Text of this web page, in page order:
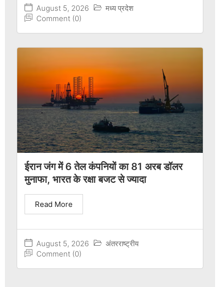
August 5, 2026
मध्य प्रदेश
Comment (0)
ईरान जंग में 6 तेल कंपनियों का 81 अरब डॉलर
मुनाफा, भारत के रक्षा बजट से ज्यादा
August 5, 2026
अंतरराष्ट्रीय
Comment (0)
Read More